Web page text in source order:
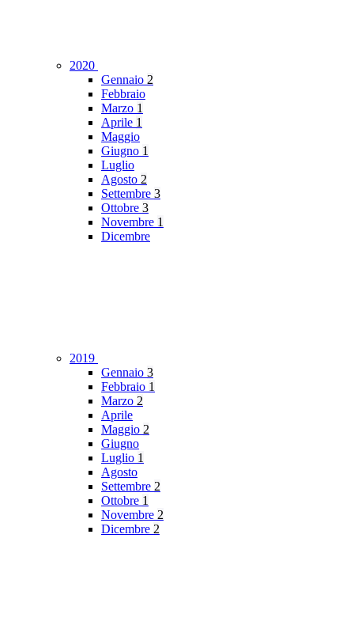
2020
Gennaio 2
Febbraio
Marzo 1
Aprile 1
Maggio
Giugno 1
Luglio
Agosto 2
Settembre 3
Ottobre 3
Novembre 1
Dicembre
2019
Gennaio 3
Febbraio 1
Marzo 2
Aprile
Maggio 2
Giugno
Luglio 1
Agosto
Settembre 2
Ottobre 1
Novembre 2
Dicembre 2